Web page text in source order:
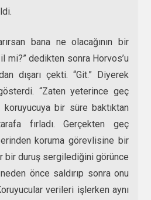
bana ne olacağının bir
mi?” dedikten sonra Horvos’u
dışarı çekti. “Git.” Diyerek
“Zaten yeterince geç
koruyucuya bir süre baktıktan
fırladı. Gerçekten geç
koruma görevlisine bir
bir duruş sergilediğini görünce
önce saldırıp sonra onu
Koruyucular verileri işlerken aynı